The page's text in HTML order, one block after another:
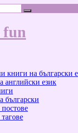
Search
fun
книги на български
английски език
български